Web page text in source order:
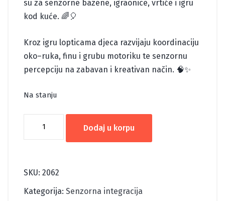
su za senzorne bazene, igraonice, vrtiće i igru
kod kuće. 🌈🎈
Kroz igru lopticama djeca razvijaju koordinaciju
oko–ruka, finu i grubu motoriku te senzornu
percepciju na zabavan i kreativan način. 🧠✨
Na stanju
količina
Dodaj u korpu
SKU: 2062
Kategorija: Senzorna integracija